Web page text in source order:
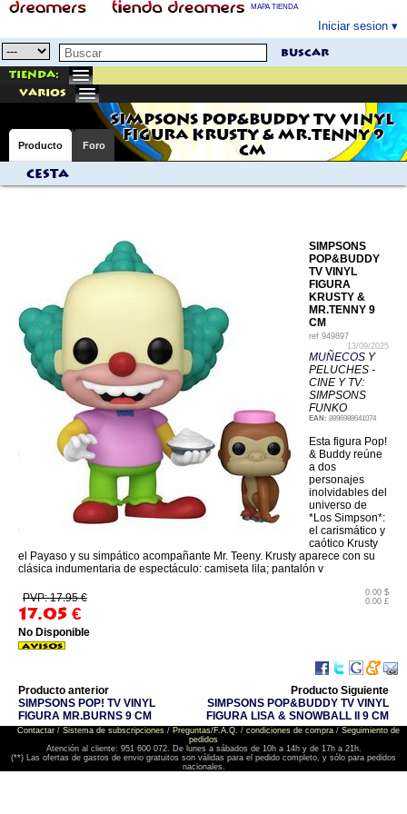
MAPA TIENDA
Iniciar sesion
buscar
Tienda:
varios
SIMPSONS POP&BUDDY TV VINYL
FIGURA KRUSTY & MR.TENNY 9
CM
Producto Foro
Cesta
SIMPSONS
POP&BUDDY
TV VINYL
FIGURA
KRUSTY &
MR.TENNY 9
CM
ref 949897
13/09/2025
MUÑECOS Y
PELUCHES -
CINE Y TV:
SIMPSONS
FUNKO
EAN: 8896988641074
Esta figura Pop!
& Buddy reúne
a dos
personajes
inolvidables del
universo de
*Los Simpson*:
el carismático y
caótico Krusty
el Payaso y su simpático acompañante Mr. Teeny. Krusty aparece con su
clásica indumentaria de espectáculo: camiseta lila; pantalón v
PVP: 17.95 €
17.05 €
0.00 $
0.00 £
No Disponible
Producto anterior
SIMPSONS POP! TV VINYL
FIGURA MR.BURNS 9 CM
Producto Siguiente
SIMPSONS POP&BUDDY TV VINYL
FIGURA LISA & SNOWBALL II 9 CM
Contactar/ Sistema de subscripciones/ Preguntas/F.A.Q. / condiciones de compra/ Seguimiento de
pedidos
Atención al cliente: 951 600 072. De lunes a sábados de 10h a 14h y de 17h a 21h.
(**) Las ofertas de gastos de envio gratuitos son válidas para el pedido completo, y sólo para pedidos
nacionales.